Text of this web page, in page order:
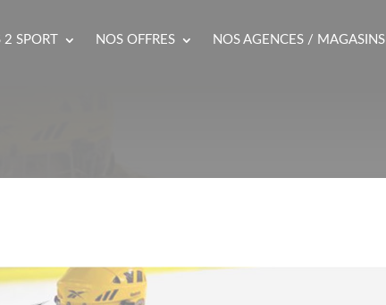
SPORT NOS OFFRES NOS AGENCES / MAGASINS